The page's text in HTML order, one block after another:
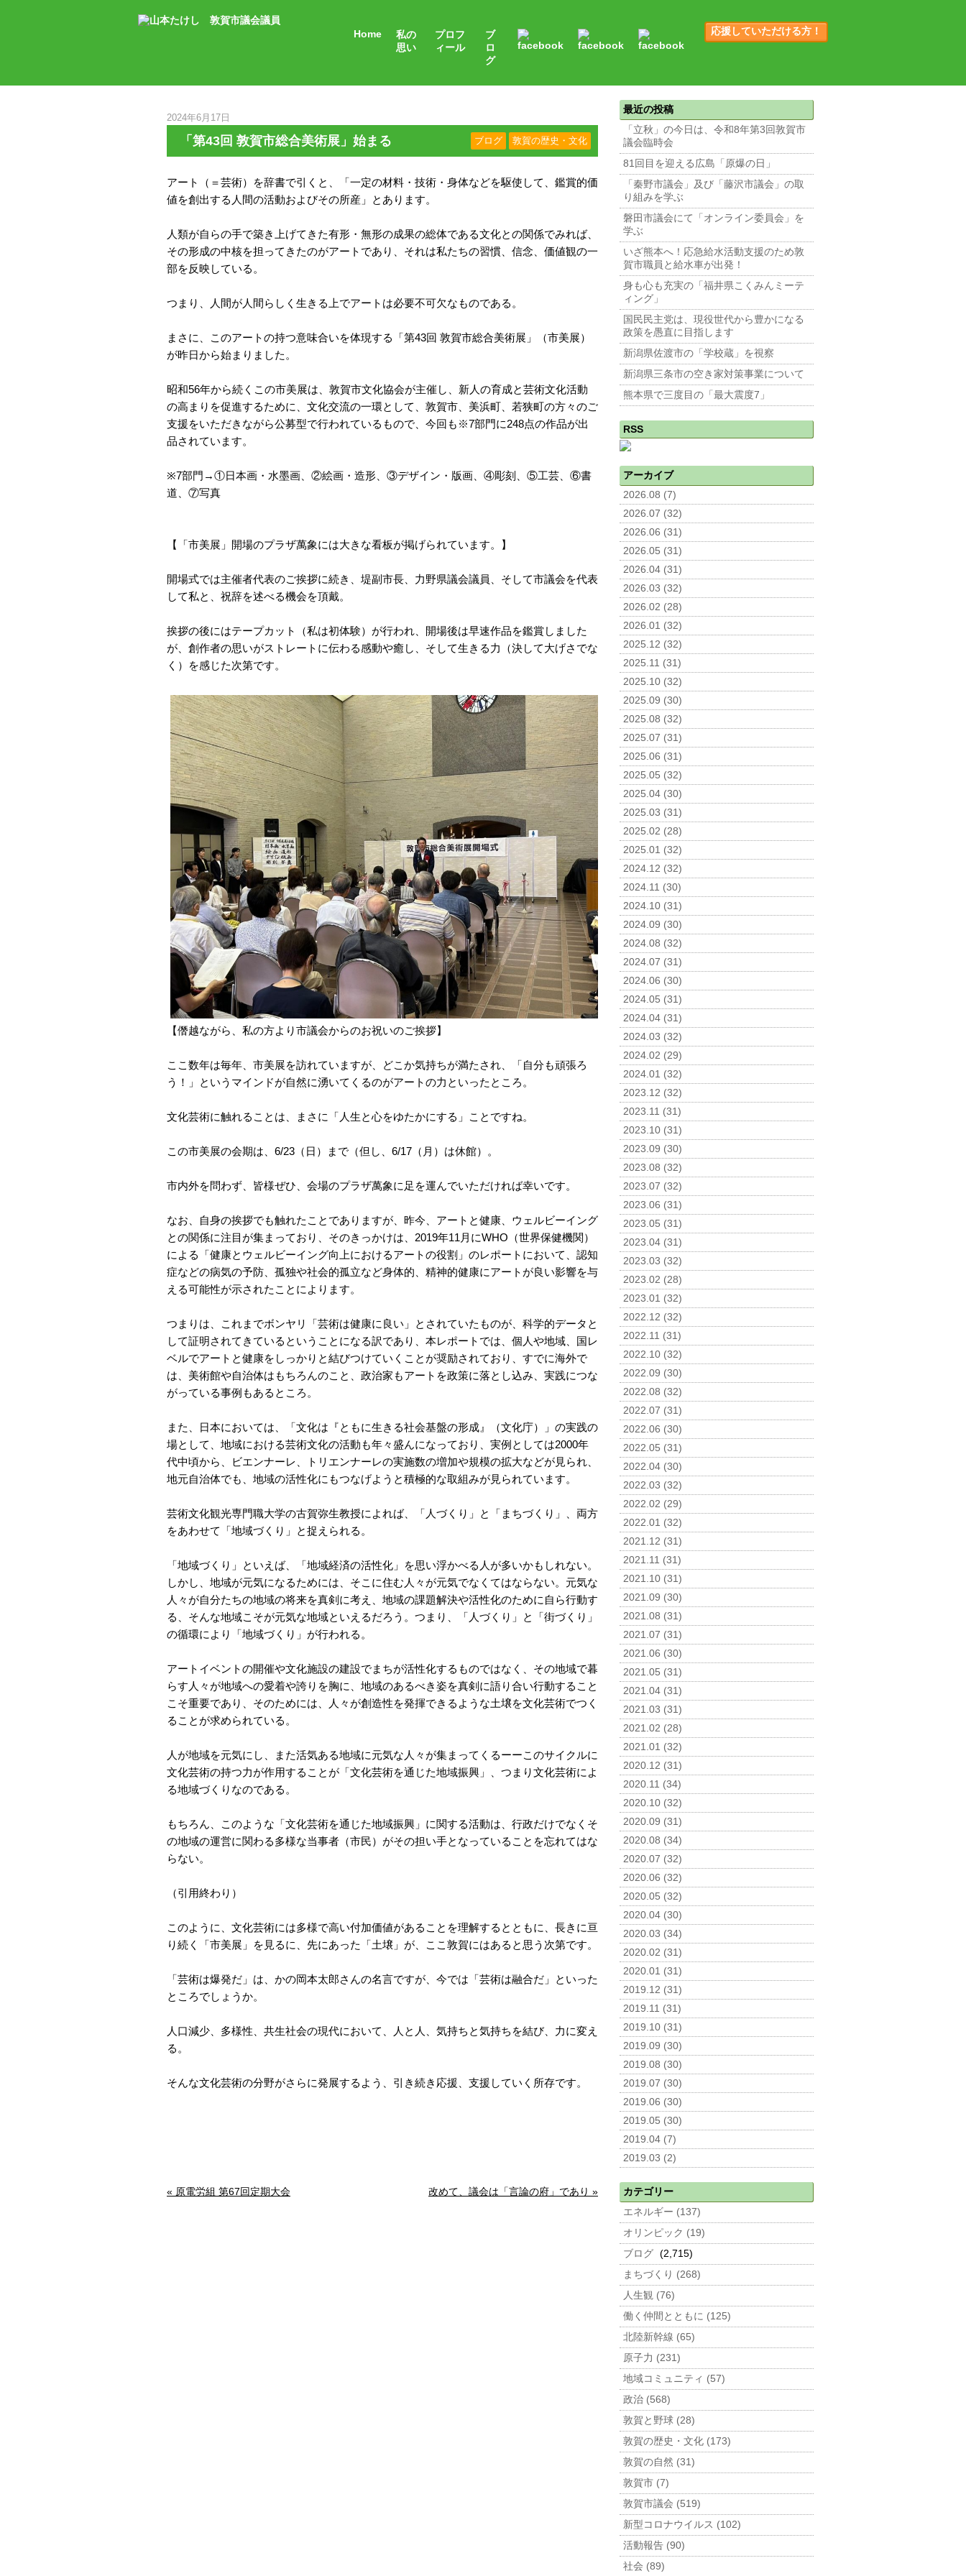
Home
私の
思い
プロフ
ィール
ブ
ロ
グ
応援していただける方！
2024年6月17日
「第43回 敦賀市総合美術展」始まる ブログ 敦賀の歴史・文化
アート（＝芸術）を辞書で引くと、「一定の材料・技術・身体などを駆使して、鑑賞的価
値を創出する人間の活動およびその所産」とあります。
人類が自らの手で築き上げてきた有形・無形の成果の総体である文化との関係でみれば、
その形成の中核を担ってきたのがアートであり、それは私たちの習慣、信念、価値観の一
部を反映している。
つまり、人間が人間らしく生きる上でアートは必要不可欠なものである。
まさに、このアートの持つ意味合いを体現する「第43回 敦賀市総合美術展」（市美展）
が昨日から始まりました。
昭和56年から続くこの市美展は、敦賀市文化協会が主催し、新人の育成と芸術文化活動
の高まりを促進するために、文化交流の一環として、敦賀市、美浜町、若狭町の方々のご
支援をいただきながら公募型で行われているもので、今回も※7部門に248点の作品が出
品されています。
※7部門→①日本画・水墨画、②絵画・造形、③デザイン・版画、④彫刻、⑤工芸、⑥書
道、⑦写真
【「市美展」開場のプラザ萬象には大きな看板が掲げられています。】
開場式では主催者代表のご挨拶に続き、堤副市長、力野県議会議員、そして市議会を代表
して私と、祝辞を述べる機会を頂戴。
挨拶の後にはテープカット（私は初体験）が行われ、開場後は早速作品を鑑賞しました
が、創作者の思いがストレートに伝わる感動や癒し、そして生きる力（決して大げさでな
く）を感じた次第です。
【僭越ながら、私の方より市議会からのお祝いのご挨拶】
ここ数年は毎年、市美展を訪れていますが、どこか気持ちが満たされ、「自分も頑張ろ
う！」というマインドが自然に湧いてくるのがアートの力といったところ。
文化芸術に触れることは、まさに「人生と心をゆたかにする」ことですね。
この市美展の会期は、6/23（日）まで（但し、6/17（月）は休館）。
市内外を問わず、皆様ぜひ、会場のプラザ萬象に足を運んでいただければ幸いです。
なお、自身の挨拶でも触れたことでありますが、昨今、アートと健康、ウェルビーイング
との関係に注目が集まっており、そのきっかけは、2019年11月にWHO（世界保健機関）
による「健康とウェルビーイング向上におけるアートの役割」のレポートにおいて、認知
症などの病気の予防、孤独や社会的孤立など身体的、精神的健康にアートが良い影響を与
える可能性が示されたことによります。
つまりは、これまでボンヤリ「芸術は健康に良い」とされていたものが、科学的データと
して証明されてきているということになる訳であり、本レポートでは、個人や地域、国レ
ベルでアートと健康をしっかりと結びつけていくことが奨励されており、すでに海外で
は、美術館や自治体はもちろんのこと、政治家もアートを政策に落とし込み、実践につな
がっている事例もあるところ。
また、日本においては、「文化は『ともに生きる社会基盤の形成』（文化庁）」の実践の
場として、地域における芸術文化の活動も年々盛んになっており、実例としては2000年
代中頃から、ビエンナーレ、トリエンナーレの実施数の増加や規模の拡大などが見られ、
地元自治体でも、地域の活性化にもつなげようと積極的な取組みが見られています。
芸術文化観光専門職大学の古賀弥生教授によれば、「人づくり」と「まちづくり」、両方
をあわせて「地域づくり」と捉えられる。
「地域づくり」といえば、「地域経済の活性化」を思い浮かべる人が多いかもしれない。
しかし、地域が元気になるためには、そこに住む人々が元気でなくてはならない。元気な
人々が自分たちの地域の将来を真剣に考え、地域の課題解決や活性化のために自ら行動す
る、そんな地域こそが元気な地域といえるだろう。つまり、「人づくり」と「街づくり」
の循環により「地域づくり」が行われる。
アートイベントの開催や文化施設の建設でまちが活性化するものではなく、その地域で暮
らす人々が地域への愛着や誇りを胸に、地域のあるべき姿を真剣に語り合い行動すること
こそ重要であり、そのためには、人々が創造性を発揮できるような土壌を文化芸術でつく
ることが求められている。
人が地域を元気にし、また活気ある地域に元気な人々が集まってくるーーこのサイクルに
文化芸術の持つ力が作用することが「文化芸術を通じた地域振興」、つまり文化芸術によ
る地域づくりなのである。
もちろん、このような「文化芸術を通じた地域振興」に関する活動は、行政だけでなくそ
の地域の運営に関わる多様な当事者（市民）がその担い手となっていることを忘れてはな
らない。
（引用終わり）
このように、文化芸術には多様で高い付加価値があることを理解するとともに、長きに亘
り続く「市美展」を見るに、先にあった「土壌」が、ここ敦賀にはあると思う次第です。
「芸術は爆発だ」は、かの岡本太郎さんの名言ですが、今では「芸術は融合だ」といった
ところでしょうか。
人口減少、多様性、共生社会の現代において、人と人、気持ちと気持ちを結び、力に変え
る。
そんな文化芸術の分野がさらに発展するよう、引き続き応援、支援していく所存です。
« 原電労組 第67回定期大会 改めて、議会は「言論の府」であり »
最近の投稿
「立秋」の今日は、令和8年第3回敦賀市
議会臨時会
81回目を迎える広島「原爆の日」
「秦野市議会」及び「藤沢市議会」の取
り組みを学ぶ
磐田市議会にて「オンライン委員会」を
学ぶ
いざ熊本へ！応急給水活動支援のため敦
賀市職員と給水車が出発！
身も心も充実の「福井県こくみんミーテ
ィング」
国民民主党は、現役世代から豊かになる
政策を愚直に目指します
新潟県佐渡市の「学校蔵」を視察
新潟県三条市の空き家対策事業について
熊本県で三度目の「最大震度7」
RSS
アーカイブ
2026.08 (7)
2026.07 (32)
2026.06 (31)
2026.05 (31)
2026.04 (31)
2026.03 (32)
2026.02 (28)
2026.01 (32)
2025.12 (32)
2025.11 (31)
2025.10 (32)
2025.09 (30)
2025.08 (32)
2025.07 (31)
2025.06 (31)
2025.05 (32)
2025.04 (30)
2025.03 (31)
2025.02 (28)
2025.01 (32)
2024.12 (32)
2024.11 (30)
2024.10 (31)
2024.09 (30)
2024.08 (32)
2024.07 (31)
2024.06 (30)
2024.05 (31)
2024.04 (31)
2024.03 (32)
2024.02 (29)
2024.01 (32)
2023.12 (32)
2023.11 (31)
2023.10 (31)
2023.09 (30)
2023.08 (32)
2023.07 (32)
2023.06 (31)
2023.05 (31)
2023.04 (31)
2023.03 (32)
2023.02 (28)
2023.01 (32)
2022.12 (32)
2022.11 (31)
2022.10 (32)
2022.09 (30)
2022.08 (32)
2022.07 (31)
2022.06 (30)
2022.05 (31)
2022.04 (30)
2022.03 (32)
2022.02 (29)
2022.01 (32)
2021.12 (31)
2021.11 (31)
2021.10 (31)
2021.09 (30)
2021.08 (31)
2021.07 (31)
2021.06 (30)
2021.05 (31)
2021.04 (31)
2021.03 (31)
2021.02 (28)
2021.01 (32)
2020.12 (31)
2020.11 (34)
2020.10 (32)
2020.09 (31)
2020.08 (34)
2020.07 (32)
2020.06 (32)
2020.05 (32)
2020.04 (30)
2020.03 (34)
2020.02 (31)
2020.01 (31)
2019.12 (31)
2019.11 (31)
2019.10 (31)
2019.09 (30)
2019.08 (30)
2019.07 (30)
2019.06 (30)
2019.05 (30)
2019.04 (7)
2019.03 (2)
カテゴリー
エネルギー (137)
オリンピック (19)
ブログ (2,715)
まちづくり (268)
人生観 (76)
働く仲間とともに (125)
北陸新幹線 (65)
原子力 (231)
地域コミュニティ (57)
政治 (568)
敦賀と野球 (28)
敦賀の歴史・文化 (173)
敦賀の自然 (31)
敦賀市 (7)
敦賀市議会 (519)
新型コロナウイルス (102)
活動報告 (90)
社会 (89)